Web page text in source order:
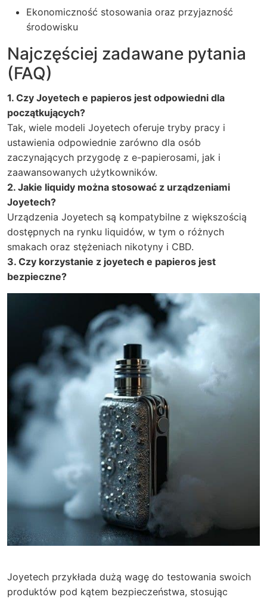
Ekonomiczność stosowania oraz przyjazność
środowisku
Najczęściej zadawane pytania
(FAQ)
1. Czy Joyetech e papieros jest odpowiedni dla
początkujących?
Tak, wiele modeli Joyetech oferuje tryby pracy i
ustawienia odpowiednie zarówno dla osób
zaczynających przygodę z e-papierosami, jak i
zaawansowanych użytkowników.
2. Jakie liquidy można stosować z urządzeniami
Joyetech?
Urządzenia Joyetech są kompatybilne z większością
dostępnych na rynku liquidów, w tym o różnych
smakach oraz stężeniach nikotyny i CBD.
3. Czy korzystanie z joyetech e papieros jest
bezpieczne?
Joyetech przykłada dużą wagę do testowania swoich
produktów pod kątem bezpieczeństwa, stosując